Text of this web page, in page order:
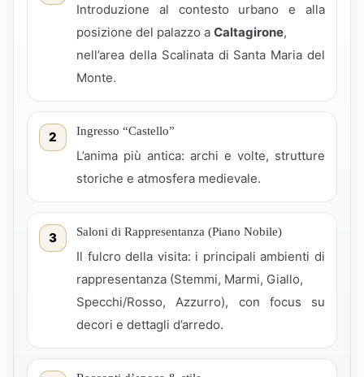
Introduzione al contesto urbano e alla
posizione del palazzo a Caltagirone,
nell’area della Scalinata di Santa Maria del
Monte.
2 Ingresso “Castello”
L’anima più antica: archi e volte, strutture
storiche e atmosfera medievale.
3 Saloni di Rappresentanza (Piano Nobile)
Il fulcro della visita: i principali ambienti di
rappresentanza (Stemmi, Marmi, Giallo,
Specchi/Rosso, Azzurro), con focus su
decori e dettagli d’arredo.